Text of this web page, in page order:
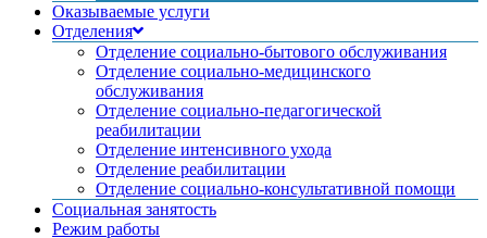
Оказываемые услуги
Отделения
Отделение социально-бытового обслуживания
Отделение социально-медицинского
обслуживания
Отделение социально-педагогической
реабилитации
Отделение интенсивного ухода
Отделение реабилитации
Отделение социально-консультативной помощи
Социальная занятость
Режим работы